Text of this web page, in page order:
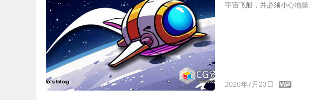
宇宙飞船，并必须小心地操...
2026年7月23日